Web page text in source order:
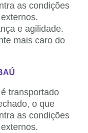
as condições
e agilidade.
mais caro do
transportado
o que
as condições